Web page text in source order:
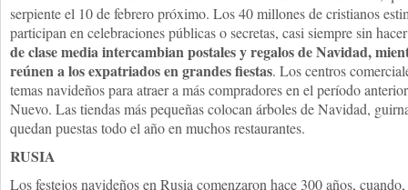
serpiente el 10 de febrero próximo. Los 40 millones de cristianos
participan en celebraciones públicas o secretas, casi siempre sin
de clase media intercambian postales y regalos de Navidad,
reúnen a los expatriados en grandes fiestas. Los centros
temas navideños para atraer a más compradores en el período
Nuevo. Las tiendas más pequeñas colocan árboles de Navidad,
quedan puestas todo el año en muchos restaurantes.
RUSIA
Los festejos navideños en Rusia comenzaron hace 300 años,